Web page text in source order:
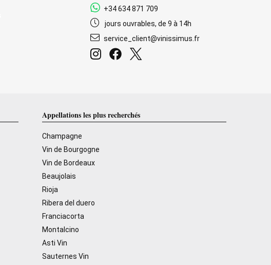
+34 634 871 709
jours ouvrables, de 9 à 14h
service_client@vinissimus.fr
Appellations les plus recherchés
Champagne
Vin de Bourgogne
Vin de Bordeaux
Beaujolais
Rioja
Ribera del duero
Franciacorta
Montalcino
Asti Vin
Sauternes Vin